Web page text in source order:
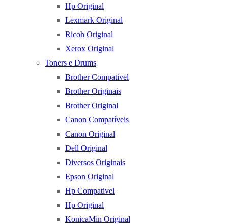
Hp Original
Lexmark Original
Ricoh Original
Xerox Original
Toners e Drums
Brother Compativel
Brother Originais
Brother Original
Canon Compatíveis
Canon Original
Dell Original
Diversos Originais
Epson Original
Hp Compativel
Hp Original
KonicaMin Original